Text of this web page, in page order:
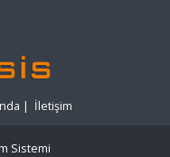
| İletişim
Sistemi